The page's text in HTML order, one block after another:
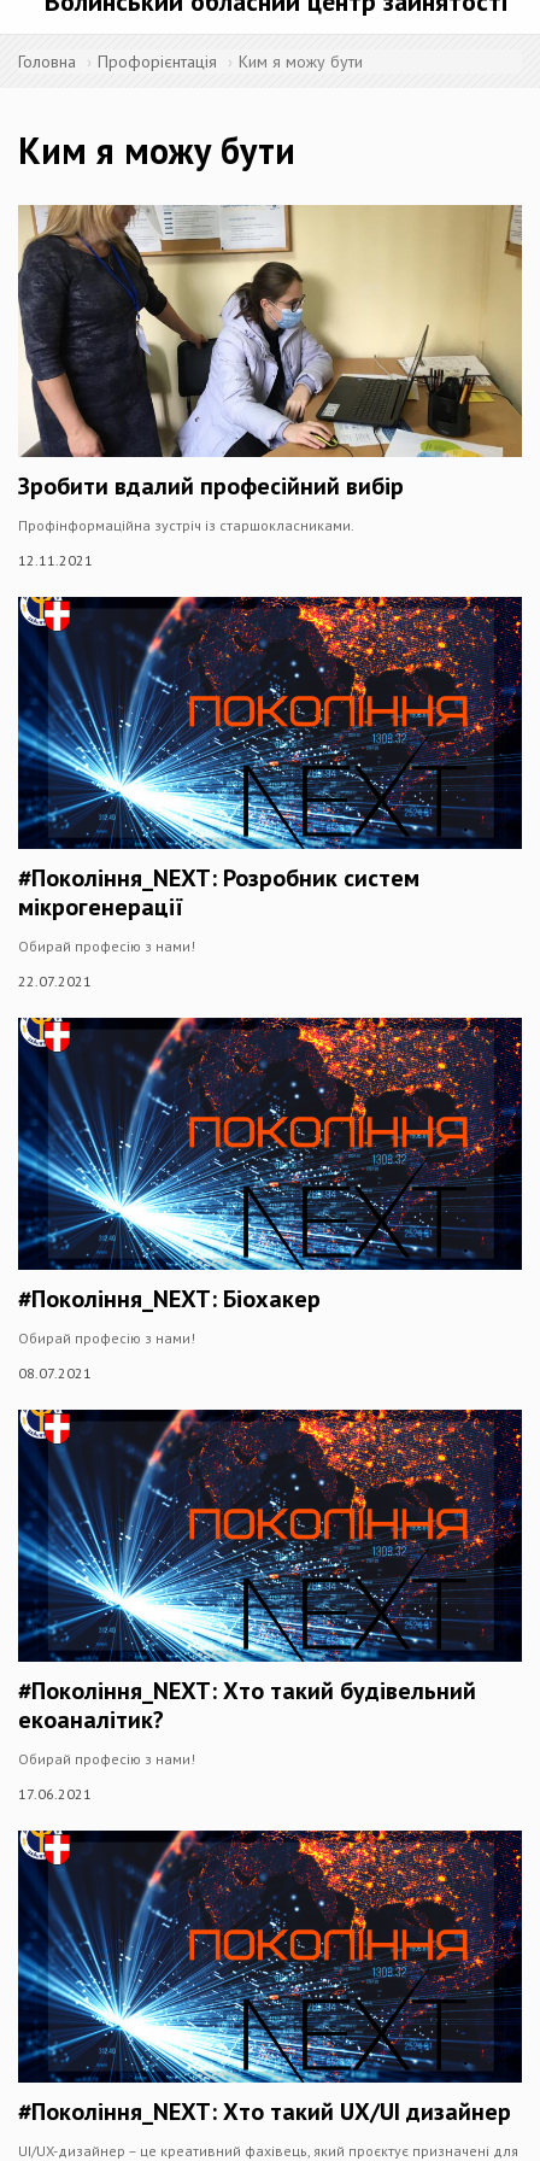
Головна Профорієнтація Ким я можу бути
Ким я можу бути
Зробити вдалий професійний вибір
Профінформаційна зустріч із старшокласниками.
12.11.2021
#Покоління_NEXT: Розробник систем
мікрогенерації
Обирай професію з нами!
22.07.2021
#Покоління_NEXT: Біохакер
Обирай професію з нами!
08.07.2021
#Покоління_NEXT: Хто такий будівельний
екоаналітик?
Обирай професію з нами!
17.06.2021
#Покоління_NEXT: Хто такий UX/UI дизайнер
UI/UX-дизайнер – це креативний фахівець, який проєктує призначені для